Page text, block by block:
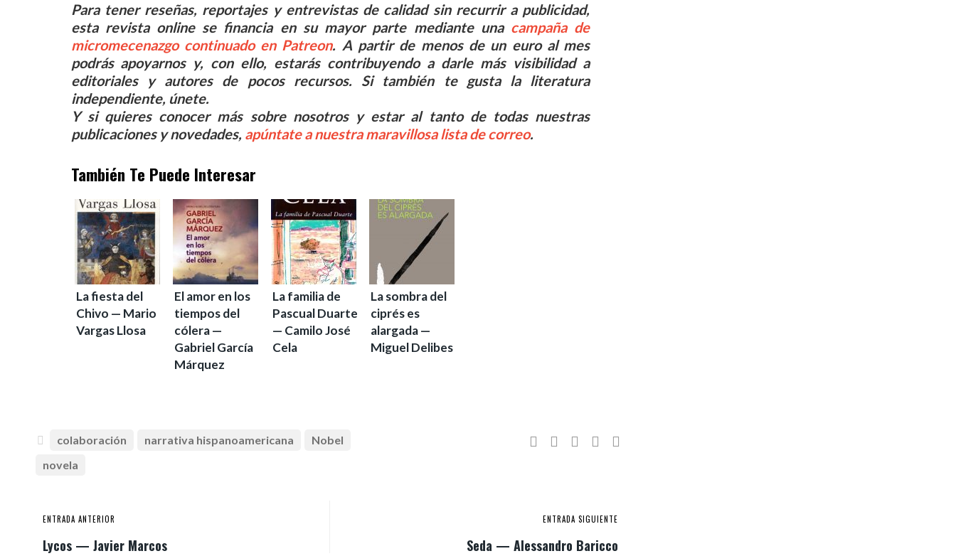
Para tener reseñas, reportajes y entrevistas de calidad sin recurrir a publicidad,
esta revista online se financia en su mayor parte mediante una campaña de
micromecenazgo continuado en Patreon. A partir de menos de un euro al mes
podrás apoyarnos y, con ello, estarás contribuyendo a darle más visibilidad a
editoriales y autores de pocos recursos. Si también te gusta la literatura
independiente, únete.
Y si quieres conocer más sobre nosotros y estar al tanto de todas nuestras
publicaciones y novedades, apúntate a nuestra maravillosa lista de correo.
También Te Puede Interesar
La fiesta del
Chivo — Mario
Vargas Llosa
El amor en los
tiempos del
cólera —
Gabriel García
Márquez
La familia de
Pascual Duarte
— Camilo José
Cela
La sombra del
ciprés es
alargada —
Miguel Delibes
colaboración narrativa hispanoamericana
Nobel
novela
ENTRADA ANTERIOR
Lycos — Javier Marcos
ENTRADA SIGUIENTE
Seda — Alessandro Baricco